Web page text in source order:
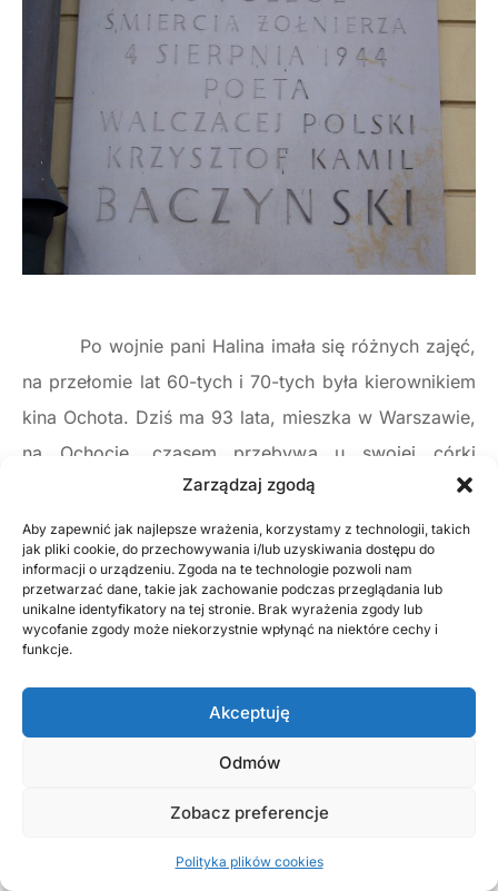
Zarządzaj zgodą
Aby zapewnić jak najlepsze wrażenia, korzystamy z technologii, takich
jak pliki cookie, do przechowywania i/lub uzyskiwania dostępu do
informacji o urządzeniu. Zgoda na te technologie pozwoli nam
przetwarzać dane, takie jak zachowanie podczas przeglądania lub
unikalne identyfikatory na tej stronie. Brak wyrażenia zgody lub
wycofanie zgody może niekorzystnie wpłynąć na niektóre cechy i
funkcje.
Akceptuję
Odmów
Zobacz preferencje
Polityka plików cookies
Po wojnie pani Halina imała się różnych zajęć,
na przełomie lat 60-tych i 70-tych była kierownikiem
kina Ochota. Dziś ma 93 lata, mieszka w Warszawie,
na Ochocie, czasem przebywa u swojej córki
w Nicei, we Francji, odwiedza też swoją rodzinę
w Przedborzu. Mimo traumatycznych przeżyć jest
niezwykle pogodną osobą. Współpracuje z Muzeum
Powstania Warszawskiego, spotyka się z młodzieżą.
Ale do dziś nie posiada karty kombatanta i mieć
– Teraz jeszcze nawet do mnie przewodniczący
mówi: pani zwariowała chyba do końca, dlaczego
dla zasady, jeżeli Warszawiacy, którzy taką gehennę
przeżyli nie mają karty kombatanta, a ma taki ktoś,